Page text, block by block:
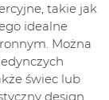
takie jak
idealne
Można
świec lub
design